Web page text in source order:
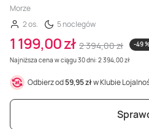
Morze
2 os.
5 noclegów
1 199,00 zł 2 394,00 zł
-49
Najniższa cena w ciągu 30 dni: 2 394,00 zł
Odbierz od59,95 złw Klubie